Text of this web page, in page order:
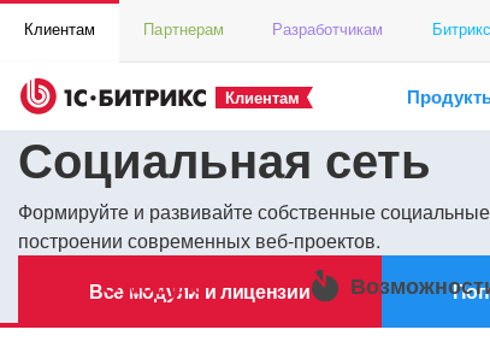
Клиентам Партнерам Разработчикам
Клиентам
Социальная сеть
Формируйте и развивайте собственные
построении современных веб-проектов.
Все модули и лицензии
О модуле